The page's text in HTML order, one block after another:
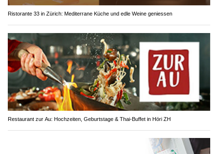
Ristorante 33 in Zürich: Mediterrane Küche und edle Weine geniessen
Restaurant zur Au: Hochzeiten, Geburtstage & Thai-Buffet in Höri ZH